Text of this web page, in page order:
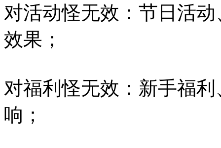
对活动怪无效：节日活
效果；
对福利怪无效：新手福
响；